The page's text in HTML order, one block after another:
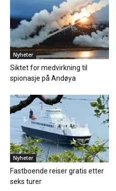
Nyheter
Siktet for medvirkning til
spionasje på Andøya
Nyheter
Fastboende reiser gratis etter
seks turer